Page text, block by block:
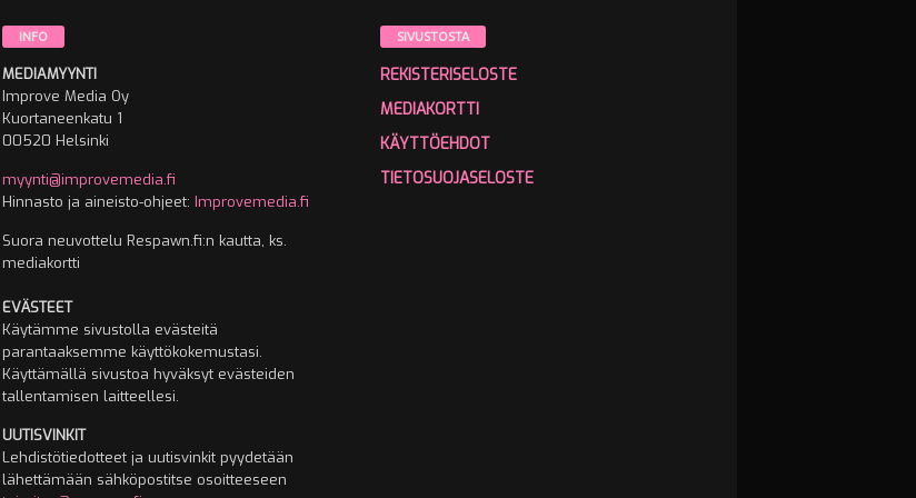
INFO
MEDIAMYYNTI
Improve Media Oy
Kuortaneenkatu 1
00520 Helsinki
myynti@improvemedia.fi
Hinnasto ja aineisto-ohjeet: Improvemedia.fi
Suora neuvottelu Respawn.fi:n kautta, ks.
mediakortti
EVÄSTEET
Käytämme sivustolla evästeitä
parantaaksemme käyttökokemustasi.
Käyttämällä sivustoa hyväksyt evästeiden
tallentamisen laitteellesi.
UUTISVINKIT
Lehdistötiedotteet ja uutisvinkit pyydetään
lähettämään sähköpostitse osoitteeseen
SIVUSTOSTA
REKISTERISELOSTE
MEDIAKORTTI
KÄYTTÖEHDOT
TIETOSUOJASELOSTE